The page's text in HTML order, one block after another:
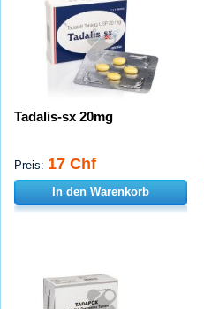
Tadalis-sx 20mg
Preis: 17 Chf
In den Warenkorb